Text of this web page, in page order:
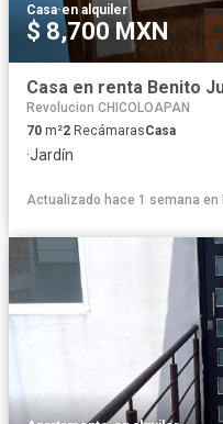
Casa·en alquiler
$ 8,700 MXN
Revolucion CHICOLOAPAN
70 m²2 RecámarasCasa
·Jardín
Actualizado hace 1 semana en